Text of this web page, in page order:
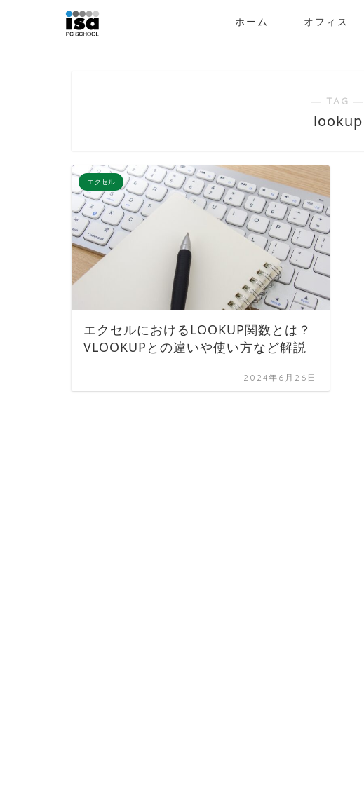
ホーム オフィス
― TAG ―
lookup
エクセル
エクセルにおけるLOOKUP関数とは？
VLOOKUPとの違いや使い方など解説
2024年6月26日